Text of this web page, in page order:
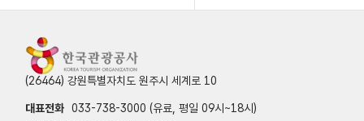
(26464) 강원특별자치도 원주시 세계로 10
대표전화 033-738-3000 (유료, 평일 09시~18시)